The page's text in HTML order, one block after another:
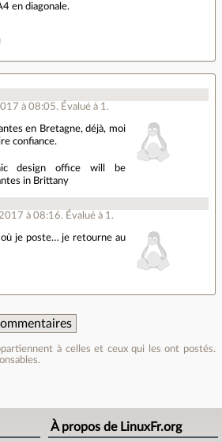
en diagonale.
à 08:05. Évalué à 1 .
en Bretagne, déjà, moi
confiance.
design office will be
in Brittany
à 08:16. Évalué à 1 .
je poste… je retourne au
à celles et ceux qui les ont postés.
À propos de LinuxFr.org